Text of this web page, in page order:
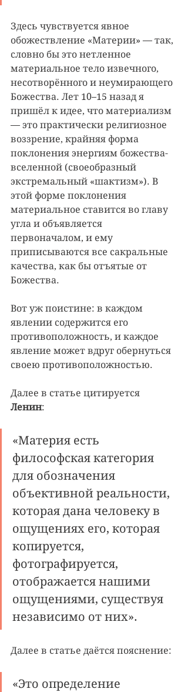
Здесь чувствуется явное
обожествление «Материи» — так,
словно бы это нетленное
материальное тело извечного,
несотворённого и неумирающего
Божества. Лет 10–15 назад я
пришёл к идее, что материализм
— это практически религиозное
воззрение, крайняя форма
поклонения энергиям божества-
вселенной (своеобразный
экстремальный «шактизм»). В
этой форме поклонения
материальное ставится во главу
угла и объявляется
первоначалом, и ему
приписываются все сакральные
качества, как бы отъятые от
Божества.
Вот уж поистине: в каждом
явлении содержится его
противоположность, и каждое
явление может вдруг обернуться
своею противоположностью.
Далее в статье цитируется
Ленин:
«Материя есть
философская категория
для обозначения
объективной реальности,
которая дана человеку в
ощущениях его, которая
копируется,
фотографируется,
отображается нашими
ощущениями, существуя
независимо от них».
Далее в статье даётся пояснение:
«Это определение